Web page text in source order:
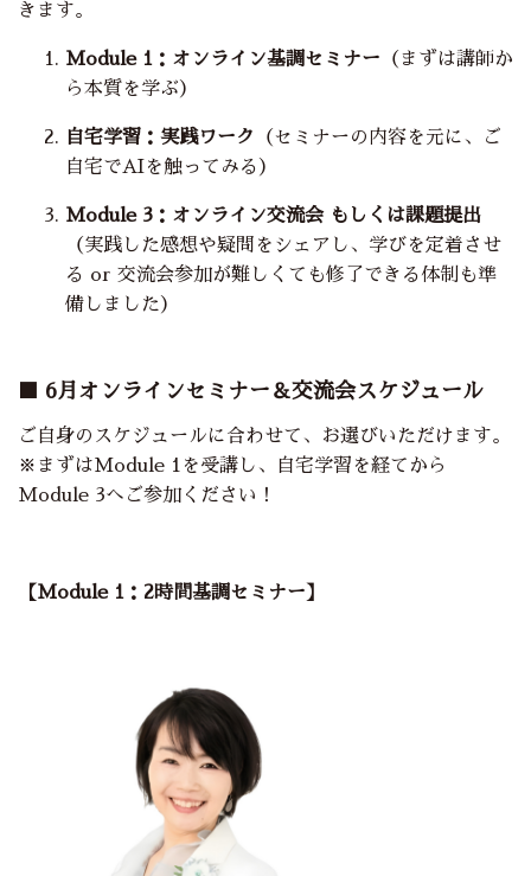
きます。
Module 1：オンライン基調セミナー （まずは講師か
ら本質を学ぶ）
自宅学習：実践ワーク
（セミナーの内容を元に、ご
自宅でAIを触ってみる）
Module 3：オンライン交流会 もしくは課題提出
（実践した感想や疑問をシェアし、学びを定着させ
る or 交流会参加が難しくても修了できる体制も準
備しました）
■ 6月オンラインセミナー＆交流会スケジュール
ご自身のスケジュールに合わせて、お選びいただけます。
※まずはModule 1を受講し、自宅学習を経てから
Module 3へご参加ください！
【Module 1： 2時間基調セミナー 】